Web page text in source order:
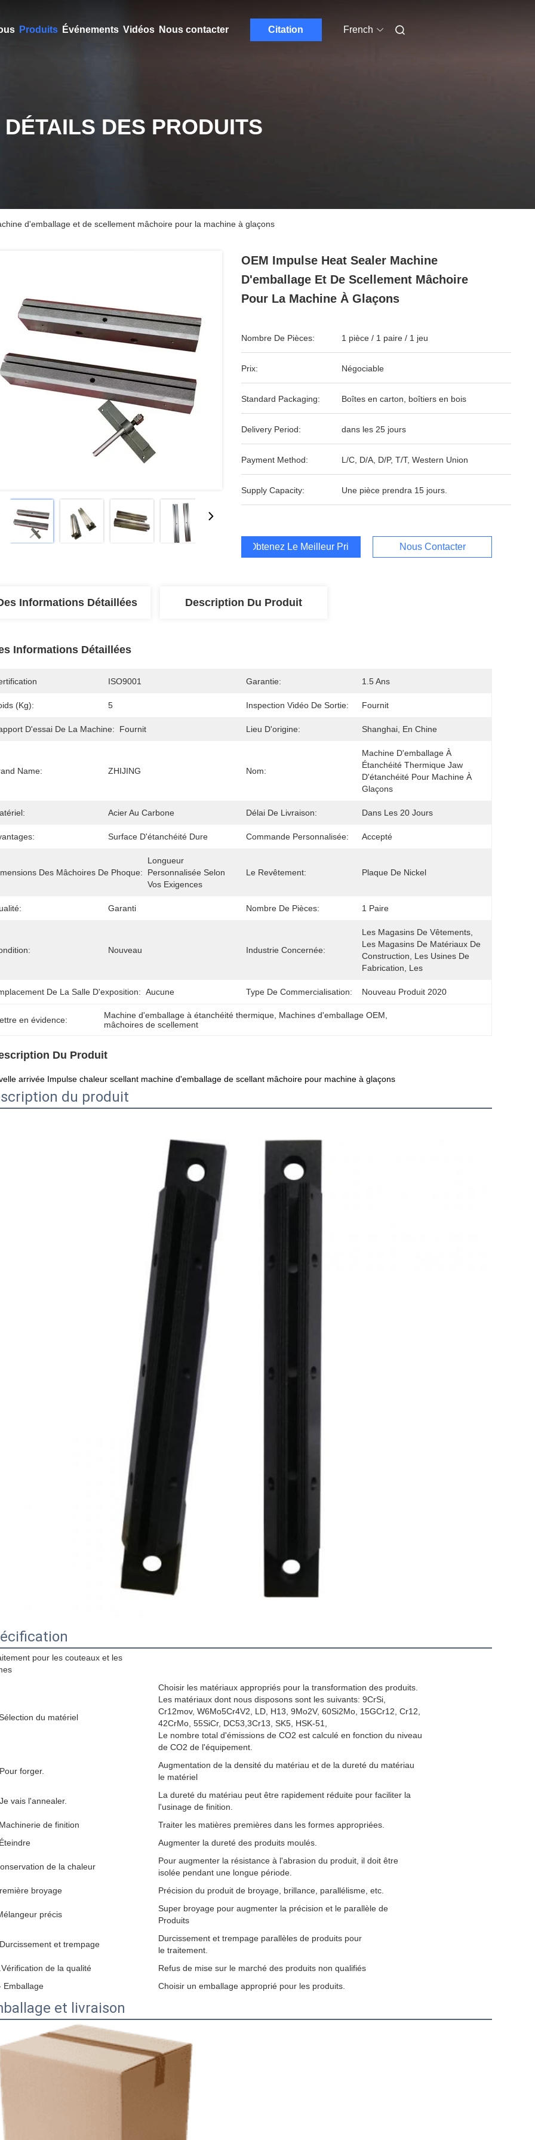
Produits Événements Vidéos Nous contacter Citation French
DÉTAILS DES PRODUITS
d'emballage et de scellement mâchoire pour la machine à glaçons
OEM Impulse Heat Sealer Machine
D'emballage Et De Scellement Mâchoire
Pour La Machine À Glaçons
Nombre De Pièces: 1 pièce / 1 paire / 1 jeu
Prix: Négociable
Standard Packaging: Boîtes en carton, boîtiers en bois
Delivery Period: dans les 25 jours
Payment Method: L/C, D/A, D/P, T/T, Western Union
Supply Capacity: Une pièce prendra 15 jours.
Obtenez Le Meilleur Prix Nous Contacter
Informations Détaillées Description Du Produit
Informations Détaillées
ISO9001 Garantie: 1.5 Ans
(kg): 5 Inspection Vidéo De Sortie: Fournit
D'essai De La Machine: Fournit Lieu D'origine: Shanghai, En Chine
Name: ZHIJING Nom:
Machine D'emballage À
Étanchéité Thermique Jaw
D'étanchéité Pour Machine À
Glaçons
Acier Au Carbone Délai De Livraison: Dans Les 20 Jours
Surface D'étanchéité Dure Commande Personnalisée: Accepté
Des Mâchoires De Phoque:
Longueur
Personnalisée Selon
Vos Exigences
Le Revêtement: Plaque De Nickel
Garanti Nombre De Pièces: 1 Paire
Nouveau Industrie Concernée:
Les Magasins De Vêtements,
Les Magasins De Matériaux De
Construction, Les Usines De
Fabrication, Les
De La Salle D'exposition: Aucune Type De Commercialisation: Nouveau Produit 2020
en évidence: Machine d'emballage à étanchéité thermique Machines d'emballage OEM
mâchoires de scellement
Du Produit
arrivée Impulse chaleur scellant machine d'emballage de scellant mâchoire pour machine à glaçons
du produit
pour les couteaux et les
du matériel
Choisir les matériaux appropriés pour la transformation des produits.
Les matériaux dont nous disposons sont les suivants: 9CrSi,
Cr12mov, W6Mo5Cr4V2, LD, H13, 9Mo2V, 60Si2Mo, 15GCr12, Cr12,
42CrMo, 55SiCr, DC53,3Cr13, SK5, HSK-51,
Le nombre total d'émissions de CO2 est calculé en fonction du niveau
de CO2 de l'équipement.
forger.
Augmentation de la densité du matériau et de la dureté du matériau
le matériel
vais l'annealer.
La dureté du matériau peut être rapidement réduite pour faciliter la
l'usinage de finition.
de finition
Traiter les matières premières dans les formes appropriées.
Augmenter la dureté des produits moulés.
de la chaleur
Pour augmenter la résistance à l'abrasion du produit, il doit être
isolée pendant une longue période.
broyage
Précision du produit de broyage, brillance, parallélisme, etc.
précis
Super broyage pour augmenter la précision et le parallèle de
Produits
et trempage
Durcissement et trempage parallèles de produits pour
le traitement.
de la qualité
Refus de mise sur le marché des produits non qualifiés
Emballage
Choisir un emballage approprié pour les produits.
et livraison